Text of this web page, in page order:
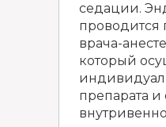
седации.
проводится
врача-
который
препарата и